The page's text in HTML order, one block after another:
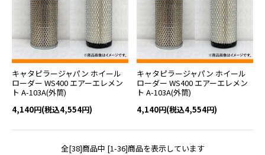
キャタピラージャパン ホイール
ローダー WS400 エアーエレメン
ト A-103A(外筒)
4,140円(税込4,554円)
キャタピラージャパン ホイール
ローダー WS400 エアーエレメン
ト A-103A(外筒)
4,140円(税込4,554円)
全[38]商品中 [1-36]商品を表示しています